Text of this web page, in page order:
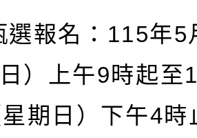
選報名： 115年5
）上午9時起至
星期日）下午4時